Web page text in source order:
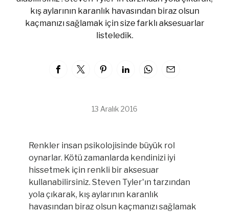
kış aylarının karanlık havasından biraz olsun
kaçmanızı sağlamak için size farklı aksesuarlar
listeledik.
13 Aralık 2016
Renkler insan psikolojisinde büyük rol
oynarlar. Kötü zamanlarda kendinizi iyi
hissetmek için renkli bir aksesuar
kullanabilirsiniz. Steven Tyler'ın tarzından
yola çıkarak, kış aylarının karanlık
havasından biraz olsun kaçmanızı sağlamak